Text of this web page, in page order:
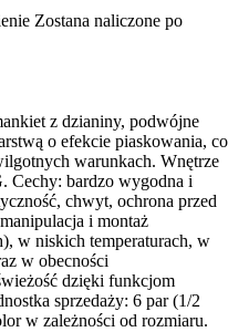
Zostana naliczone po
z dzianiny, podwójne
o efekcie piaskowania, co
warunkach. Wnętrze
Cechy: bardzo wygodna i
chwyt, ochrona przed
i montaż
w niskich temperaturach, w
w obecności
dzięki funkcjom
sprzedaży: 6 par (1/2
w zależności od rozmiaru.